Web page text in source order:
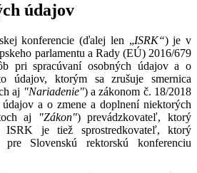
údajov
konferencie (ďalej len „ISRK“) je v
parlamentu a Rady (EÚ) 2016/679
pri spracúvaní osobných údajov a o
údajov, ktorým sa zrušuje smernica
aj "Nariadenie") a zákonom č. 18/2018
a o zmene a doplnení niektorých
aj
"Zákon") prevádzkovateľ, ktorý
ISRK je tiež sprostredkovateľ, ktorý
pre Slovenskú rektorskú konferenciu